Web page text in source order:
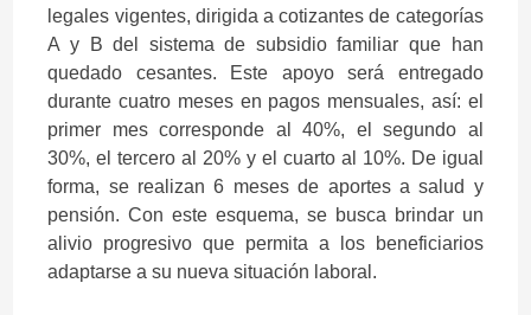
legales vigentes, dirigida a cotizantes de categorías
A y B del sistema de subsidio familiar que han
quedado cesantes. Este apoyo será entregado
durante cuatro meses en pagos mensuales, así: el
primer mes corresponde al 40%, el segundo al
30%, el tercero al 20% y el cuarto al 10%. De igual
forma, se realizan 6 meses de aportes a salud y
pensión. Con este esquema, se busca brindar un
alivio progresivo que permita a los beneficiarios
adaptarse a su nueva situación laboral.